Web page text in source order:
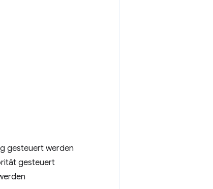
gesteuert werden
gesteuert